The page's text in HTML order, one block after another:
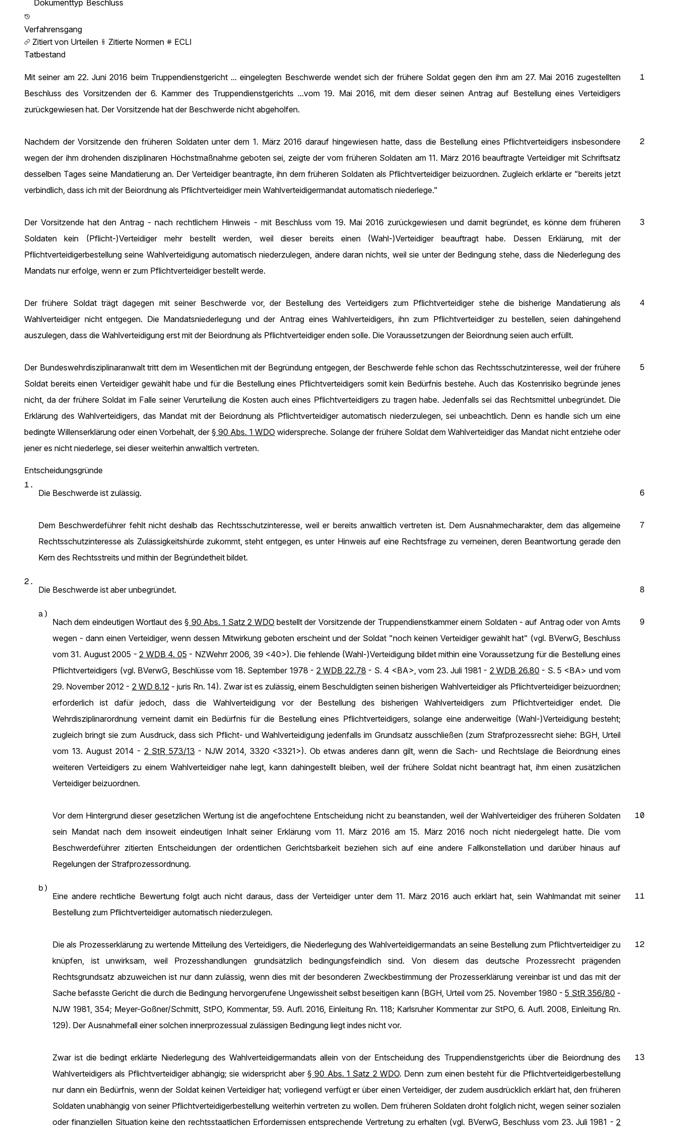
Dokumenttyp Beschluss
Verfahrensgang
Zitiert von Urteilen
Zitierte Normen
ECLI
Tatbestand
1
Mit seiner am 22. Juni 2016 beim Truppendienstgericht ... eingelegten Beschwerde wendet sich der frühere Soldat gegen den ihm am 27. Mai 2016 zugestellten
Beschluss des Vorsitzenden der 6. Kammer des Truppendienstgerichts ...vom 19. Mai 2016, mit dem dieser seinen Antrag auf Bestellung eines Verteidigers
zurückgewiesen hat. Der Vorsitzende hat der Beschwerde nicht abgeholfen.
2
Nachdem der Vorsitzende den früheren Soldaten unter dem 1. März 2016 darauf hingewiesen hatte, dass die Bestellung eines Pflichtverteidigers insbesondere
wegen der ihm drohenden disziplinaren Höchstmaßnahme geboten sei, zeigte der vom früheren Soldaten am 11. März 2016 beauftragte Verteidiger mit Schriftsatz
desselben Tages seine Mandatierung an. Der Verteidiger beantragte, ihn dem früheren Soldaten als Pflichtverteidiger beizuordnen. Zugleich erklärte er "bereits jetzt
verbindlich, dass ich mit der Beiordnung als Pflichtverteidiger mein Wahlverteidigermandat automatisch niederlege."
3
Der Vorsitzende hat den Antrag - nach rechtlichem Hinweis - mit Beschluss vom 19. Mai 2016 zurückgewiesen und damit begründet, es könne dem früheren
Soldaten kein (Pflicht-)Verteidiger mehr bestellt werden, weil dieser bereits einen (Wahl-)Verteidiger beauftragt habe. Dessen Erklärung, mit der
Pflichtverteidigerbestellung seine Wahlverteidigung automatisch niederzulegen, ändere daran nichts, weil sie unter der Bedingung stehe, dass die Niederlegung des
Mandats nur erfolge, wenn er zum Pflichtverteidiger bestellt werde.
4
Der frühere Soldat trägt dagegen mit seiner Beschwerde vor, der Bestellung des Verteidigers zum Pflichtverteidiger stehe die bisherige Mandatierung als
Wahlverteidiger nicht entgegen. Die Mandatsniederlegung und der Antrag eines Wahlverteidigers, ihn zum Pflichtverteidiger zu bestellen, seien dahingehend
auszulegen, dass die Wahlverteidigung erst mit der Beiordnung als Pflichtverteidiger enden solle. Die Voraussetzungen der Beiordnung seien auch erfüllt.
5
Der Bundeswehrdisziplinaranwalt tritt dem im Wesentlichen mit der Begründung entgegen, der Beschwerde fehle schon das Rechtsschutzinteresse, weil der frühere
Soldat bereits einen Verteidiger gewählt habe und für die Bestellung eines Pflichtverteidigers somit kein Bedürfnis bestehe. Auch das Kostenrisiko begründe jenes
nicht, da der frühere Soldat im Falle seiner Verurteilung die Kosten auch eines Pflichtverteidigers zu tragen habe. Jedenfalls sei das Rechtsmittel unbegründet. Die
Erklärung des Wahlverteidigers, das Mandat mit der Beiordnung als Pflichtverteidiger automatisch niederzulegen, sei unbeachtlich. Denn es handle sich um eine
bedingte Willenserklärung oder einen Vorbehalt, der§ 90 Abs. 1 WDO widerspreche. Solange der frühere Soldat dem Wahlverteidiger das Mandat nicht entziehe oder
jener es nicht niederlege, sei dieser weiterhin anwaltlich vertreten.
Entscheidungsgründe
1.
6
Die Beschwerde ist zulässig.
7
Dem Beschwerdeführer fehlt nicht deshalb das Rechtsschutzinteresse, weil er bereits anwaltlich vertreten ist. Dem Ausnahmecharakter, dem das allgemeine
Rechtsschutzinteresse als Zulässigkeitshürde zukommt, steht entgegen, es unter Hinweis auf eine Rechtsfrage zu verneinen, deren Beantwortung gerade den
Kern des Rechtsstreits und mithin der Begründetheit bildet.
2.
8
Die Beschwerde ist aber unbegründet.
a)
9
Nach dem eindeutigen Wortlaut des§ 90 Abs. 1 Satz 2 WDO bestellt der Vorsitzende der Truppendienstkammer einem Soldaten - auf Antrag oder von Amts
wegen - dann einen Verteidiger, wenn dessen Mitwirkung geboten erscheint und der Soldat "noch keinen Verteidiger gewählt hat" (vgl. BVerwG, Beschluss
vom 31. August 2005 -2 WDB 4. 05 - NZWehrr 2006, 39 <40>). Die fehlende (Wahl-)Verteidigung bildet mithin eine Voraussetzung für die Bestellung eines
Pflichtverteidigers (vgl. BVerwG, Beschlüsse vom 18. September 1978 - 2 WDB 22.78 - S. 4 <BA>, vom 23. Juli 1981 - 2 WDB 26.80 - S. 5 <BA> und vom
29. November 2012 - 2 WD 8.12- juris Rn. 14). Zwar ist es zulässig, einem Beschuldigten seinen bisherigen Wahlverteidiger als Pflichtverteidiger beizuordnen;
erforderlich ist dafür jedoch, dass die Wahlverteidigung vor der Bestellung des bisherigen Wahlverteidigers zum Pflichtverteidiger endet. Die
Wehrdisziplinarordnung verneint damit ein Bedürfnis für die Bestellung eines Pflichtverteidigers, solange eine anderweitige (Wahl-)Verteidigung besteht;
zugleich bringt sie zum Ausdruck, dass sich Pflicht- und Wahlverteidigung jedenfalls im Grundsatz ausschließen (zum Strafprozessrecht siehe: BGH, Urteil
vom 13. August 2014 - 2 StR 573/13 - NJW 2014, 3320 <3321>). Ob etwas anderes dann gilt, wenn die Sach- und Rechtslage die Beiordnung eines
weiteren Verteidigers zu einem Wahlverteidiger nahe legt, kann dahingestellt bleiben, weil der frühere Soldat nicht beantragt hat, ihm einen zusätzlichen
Verteidiger beizuordnen.
10
Vor dem Hintergrund dieser gesetzlichen Wertung ist die angefochtene Entscheidung nicht zu beanstanden, weil der Wahlverteidiger des früheren Soldaten
sein Mandat nach dem insoweit eindeutigen Inhalt seiner Erklärung vom 11. März 2016 am 15. März 2016 noch nicht niedergelegt hatte. Die vom
Beschwerdeführer zitierten Entscheidungen der ordentlichen Gerichtsbarkeit beziehen sich auf eine andere Fallkonstellation und darüber hinaus auf
Regelungen der Strafprozessordnung.
b)
11
Eine andere rechtliche Bewertung folgt auch nicht daraus, dass der Verteidiger unter dem 11. März 2016 auch erklärt hat, sein Wahlmandat mit seiner
Bestellung zum Pflichtverteidiger automatisch niederzulegen.
12
Die als Prozesserklärung zu wertende Mitteilung des Verteidigers, die Niederlegung des Wahlverteidigermandats an seine Bestellung zum Pflichtverteidiger zu
knüpfen, ist unwirksam, weil Prozesshandlungen grundsätzlich bedingungsfeindlich sind. Von diesem das deutsche Prozessrecht prägenden
Rechtsgrundsatz abzuweichen ist nur dann zulässig, wenn dies mit der besonderen Zweckbestimmung der Prozesserklärung vereinbar ist und das mit der
Sache befasste Gericht die durch die Bedingung hervorgerufene Ungewissheit selbst beseitigen kann (BGH, Urteil vom 25. November 1980 -5 StR 356/80 -
NJW 1981, 354; Meyer-Goßner/Schmitt, StPO, Kommentar, 59. Aufl. 2016, Einleitung Rn. 118; Karlsruher Kommentar zur StPO, 6. Aufl. 2008, Einleitung Rn.
129). Der Ausnahmefall einer solchen innerprozessual zulässigen Bedingung liegt indes nicht vor.
13
Zwar ist die bedingt erklärte Niederlegung des Wahlverteidigermandats allein von der Entscheidung des Truppendienstgerichts über die Beiordnung des
Wahlverteidigers als Pflichtverteidiger abhängig; sie widerspricht aber§ 90 Abs. 1 Satz 2 WDO. Denn zum einen besteht für die Pflichtverteidigerbestellung
nur dann ein Bedürfnis, wenn der Soldat keinen Verteidiger hat; vorliegend verfügt er über einen Verteidiger, der zudem ausdrücklich erklärt hat, den früheren
Soldaten unabhängig von seiner Pflichtverteidigerbestellung weiterhin vertreten zu wollen. Dem früheren Soldaten droht folglich nicht, wegen seiner sozialen
oder finanziellen Situation keine den rechtsstaatlichen Erfordernissen entsprechende Vertretung zu erhalten (vgl. BVerwG, Beschluss vom 23. Juli 1981 - 2